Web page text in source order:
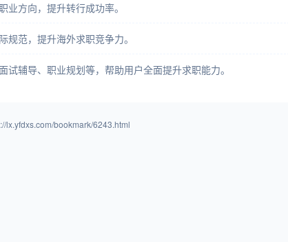
方向，提升转行成功率。
规范，提升海外求职竞争力。
辅导、职业规划等，帮助用户全面提升求职能力。
lx.yfdxs.com/bookmark/6243.html